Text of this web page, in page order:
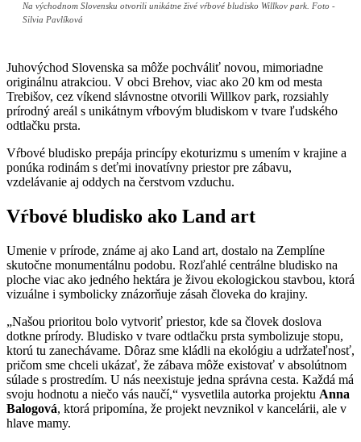
Na východnom Slovensku otvorili unikátne živé vŕbové bludisko Willkov park. Foto -
Silvia Pavlíková
Juhovýchod Slovenska sa môže pochváliť novou, mimoriadne
originálnu atrakciou. V obci Brehov, viac ako 20 km od mesta
Trebišov, cez víkend slávnostne otvorili Willkov park, rozsiahly
prírodný areál s unikátnym vŕbovým bludiskom v tvare ľudského
odtlačku prsta.
Vŕbové bludisko prepája princípy ekoturizmu s umením v krajine a
ponúka rodinám s deťmi inovatívny priestor pre zábavu,
vzdelávanie aj oddych na čerstvom vzduchu.
Vŕbové bludisko ako Land art
Umenie v prírode, známe aj ako Land art, dostalo na Zemplíne
skutočne monumentálnu podobu. Rozľahlé centrálne bludisko na
ploche viac ako jedného hektára je živou ekologickou stavbou, ktorá
vizuálne i symbolicky znázorňuje zásah človeka do krajiny.
„Našou prioritou bolo vytvoriť priestor, kde sa človek doslova
dotkne prírody. Bludisko v tvare odtlačku prsta symbolizuje stopu,
ktorú tu zanechávame. Dôraz sme kládli na ekológiu a udržateľnosť,
pričom sme chceli ukázať, že zábava môže existovať v absolútnom
súlade s prostredím. U nás neexistuje jedna správna cesta. Každá má
svoju hodnotu a niečo vás naučí,“ vysvetlila autorka projektu Anna
Balogová, ktorá pripomína, že projekt nevznikol v kancelárii, ale v
hlave mamy.